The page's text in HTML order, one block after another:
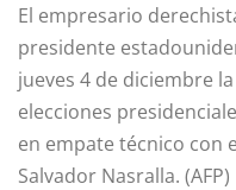
El empresario
presidente
jueves 4 de diciembre
elecciones
en empate técnico con
Salvador Nasralla. (AFP)